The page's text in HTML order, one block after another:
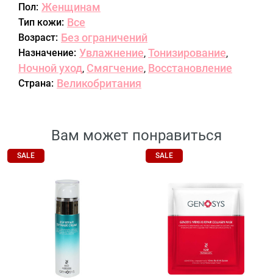
Пол: Женщинам
Тип кожи: Все
Возраст: Без ограничений
Назначение: Увлажнение, Тонизирование,
Ночной уход, Смягчение, Восстановление
Страна: Великобритания
Вам может понравиться
SALE SALE